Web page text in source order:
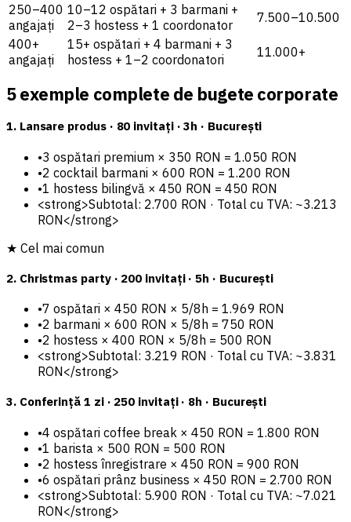
250–400
angajați
10–12 ospătari + 3 barmani +
2–3 hostess + 1 coordonator
7.500–10.500
400+
angajați
15+ ospătari + 4 barmani + 3
hostess + 1–2 coordonatori
11.000+
5 exemple complete de bugete corporate
1. Lansare produs · 80 invitați · 3h · București
•3 ospătari premium × 350 RON = 1.050 RON
•2 cocktail barmani × 600 RON = 1.200 RON
•1 hostess bilingvă × 450 RON = 450 RON
<strong>Subtotal: 2.700 RON · Total cu TVA: ~3.213
RON</strong>
★ Cel mai comun
2. Christmas party · 200 invitați · 5h · București
•7 ospătari × 450 RON × 5/8h = 1.969 RON
•2 barmani × 600 RON × 5/8h = 750 RON
•2 hostess × 400 RON × 5/8h = 500 RON
<strong>Subtotal: 3.219 RON · Total cu TVA: ~3.831
RON</strong>
3. Conferință 1 zi · 250 invitați · 8h · București
•4 ospătari coffee break × 450 RON = 1.800 RON
•1 barista × 500 RON = 500 RON
•2 hostess înregistrare × 450 RON = 900 RON
•6 ospătari prânz business × 450 RON = 2.700 RON
<strong>Subtotal: 5.900 RON · Total cu TVA: ~7.021
RON</strong>